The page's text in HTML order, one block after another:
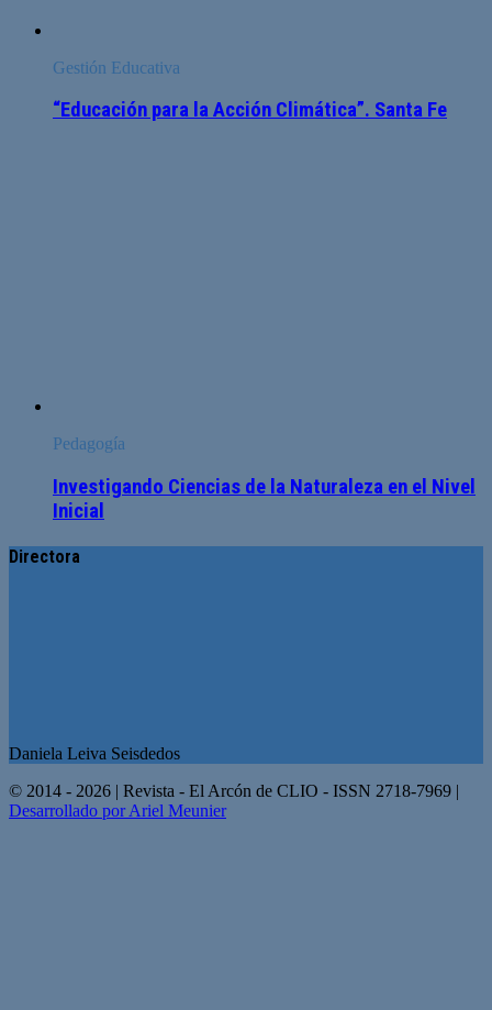
Gestión Educativa
“Educación para la Acción Climática”. Santa Fe
Pedagogía
Investigando Ciencias de la Naturaleza en el Nivel
Inicial
Directora
Daniela Leiva Seisdedos
© 2014 - 2026 | Revista - El Arcón de CLIO - ISSN 2718-7969 |
Desarrollado por Ariel Meunier